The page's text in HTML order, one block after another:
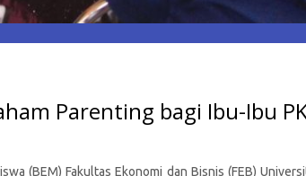
Parenting bagi Ibu-Ibu
(BEM) Fakultas Ekonomi dan Bisnis (FEB)